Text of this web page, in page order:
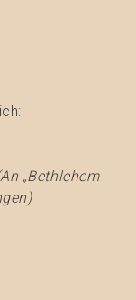
„Bethlehem